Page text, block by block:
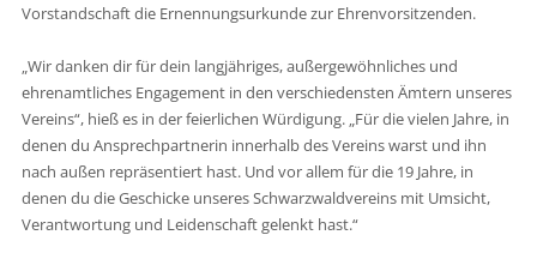
Vorstandschaft die Ernennungsurkunde zur Ehrenvorsitzenden.
„Wir danken dir für dein langjähriges, außergewöhnliches und
ehrenamtliches Engagement in den verschiedensten Ämtern unseres
Vereins“, hieß es in der feierlichen Würdigung. „Für die vielen Jahre, in
denen du Ansprechpartnerin innerhalb des Vereins warst und ihn
nach außen repräsentiert hast. Und vor allem für die 19 Jahre, in
denen du die Geschicke unseres Schwarzwaldvereins mit Umsicht,
Verantwortung und Leidenschaft gelenkt hast.“